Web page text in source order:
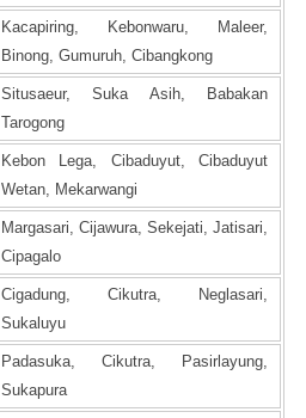
Kacapiring, Kebonwaru, Maleer,
Binong, Gumuruh, Cibangkong
Situsaeur, Suka Asih, Babakan
Tarogong
Kebon Lega, Cibaduyut, Cibaduyut
Wetan, Mekarwangi
Margasari, Cijawura, Sekejati, Jatisari,
Cipagalo
Cigadung, Cikutra, Neglasari,
Sukaluyu
Padasuka, Cikutra, Pasirlayung,
Sukapura